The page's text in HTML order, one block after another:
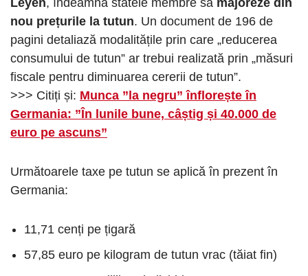
nou prețurile la tutun. Un document de 196 de
pagini detaliază modalitățile prin care „reducerea
consumului de tutun” ar trebui realizată prin „măsuri
fiscale pentru diminuarea cererii de tutun”.
>>> Citiți și: Munca ”la negru” înflorește în
Germania: ”În lunile bune, câștig și 40.000 de
euro pe ascuns”
Următoarele taxe pe tutun se aplică în prezent în
Germania:
11,71 cenți pe țigară
57,85 euro pe kilogram de tutun vrac (tăiat fin)